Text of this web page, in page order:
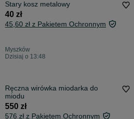
Stary kosz metalowy
40 zł
45,60 zł z Pakietem Ochronnym
Myszków
Dzisiaj o 13:48
Ręczna wirówka miodarka do
miodu
550 zł
576 zł z Pakietem Ochronnym